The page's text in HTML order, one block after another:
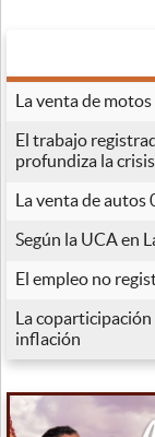
La venta de
El trabajo
profundiza la
La venta de
Según la UCA en
El empleo no
La
inflación